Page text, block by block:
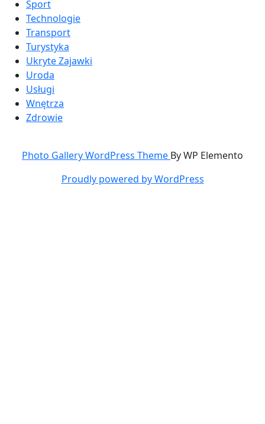
Sport
Technologie
Transport
Turystyka
Ukryte Zajawki
Uroda
Usługi
Wnętrza
Zdrowie
Photo Gallery WordPress Theme By WP Elemento
Proudly powered by WordPress